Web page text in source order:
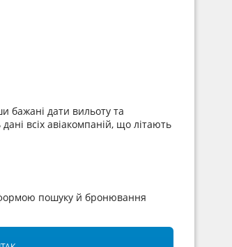
бажані дати вильоту та
всіх авіакомпаній, що літають
пошуку й бронювання